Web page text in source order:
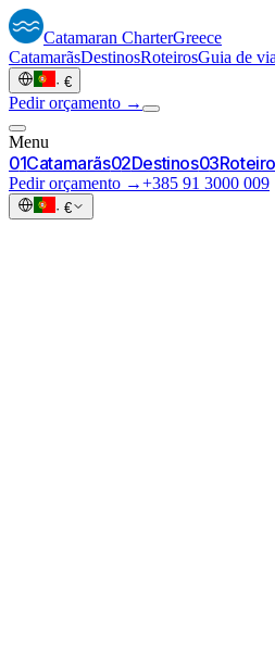
Catamaran CharterGreece
CatamarãsDestinosRoteirosGuia de
· €
Pedir orçamento →
Menu
01Catamarãs02Destinos03
Pedir orçamento →+385 91 3000 009
· €